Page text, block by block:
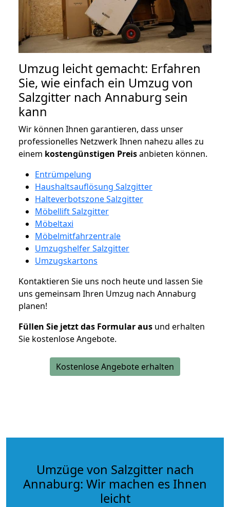
Umzug leicht gemacht: Erfahren
Sie, wie einfach ein Umzug von
Salzgitter nach Annaburg sein
kann
Wir können Ihnen garantieren, dass unser
professionelles Netzwerk Ihnen nahezu alles zu
einem kostengünstigen Preisanbieten können.
Entrümpelung
Haushaltsauflösung Salzgitter
Halteverbotszone Salzgitter
Möbellift Salzgitter
Möbeltaxi
Möbelmitfahrzentrale
Umzugshelfer Salzgitter
Umzugskartons
Kontaktieren Sie uns noch heute und lassen Sie
uns gemeinsam Ihren Umzug nach Annaburg
planen!
Füllen Sie jetzt das Formular aus und erhalten
Sie kostenlose Angebote.
Kostenlose Angebote erhalten
Umzüge von Salzgitter nach
Annaburg: Wir machen es Ihnen
leicht